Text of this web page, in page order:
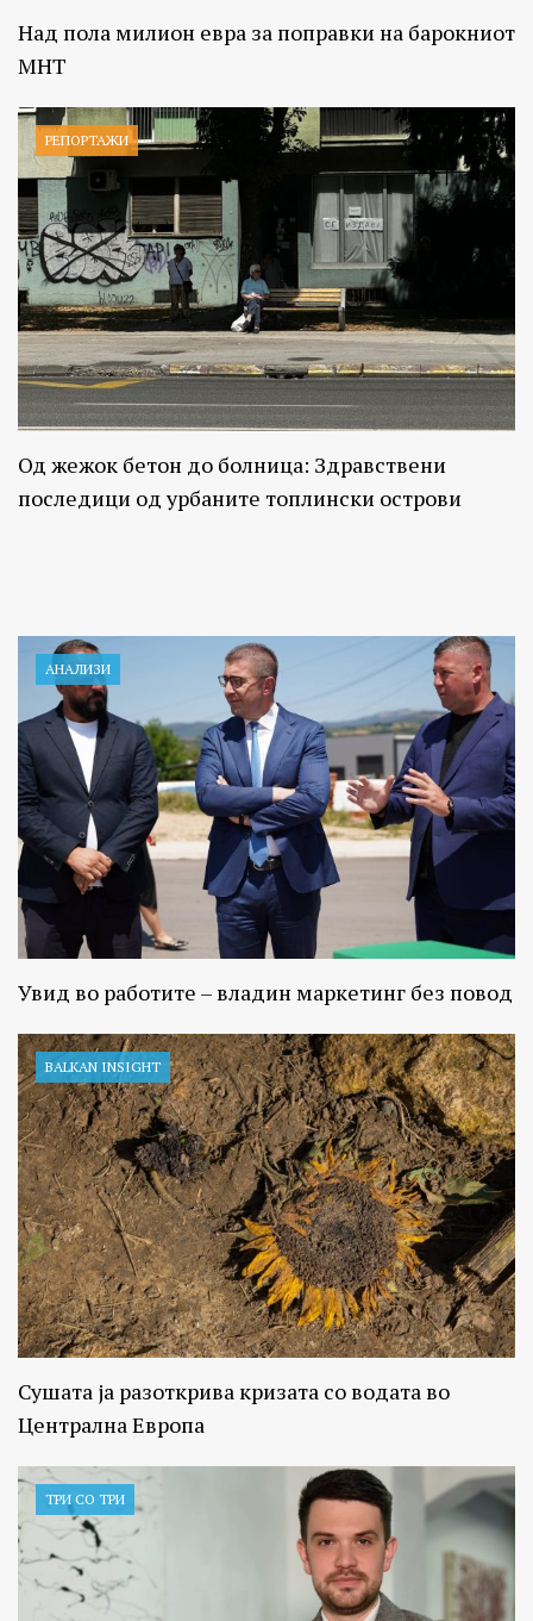
Над пола милион евра за поправки на барокниот
МНТ
РЕПОРТАЖИ
Од жежок бетон до болница: Здравствени
последици од урбаните топлински острови
АНАЛИЗИ
Увид во работите – владин маркетинг без повод
BALKAN INSIGHT
Сушата ја разоткрива кризата со водата во
Централна Европа
ТРИ СО ТРИ